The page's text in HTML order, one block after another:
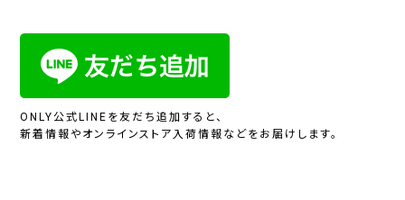
ONLY公式LINEを友だち追加すると、
新着情報やオンラインストア入荷情報などをお届けします。